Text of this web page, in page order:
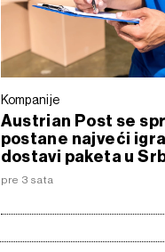
Kompanije
Austrian Post se
postane najveći
dostavi paketa u
pre 3 sata